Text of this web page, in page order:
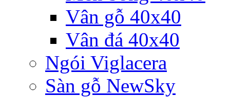
Vân gỗ 40x40
Vân đá 40x40
Ngói Viglacera
Sàn gỗ NewSky